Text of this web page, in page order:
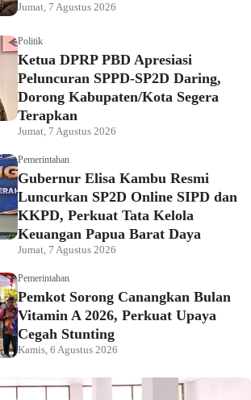
Jumat, 7 Agustus 2026
Politik
Ketua DPRP PBD Apresiasi
Peluncuran SPPD-SP2D Daring,
Dorong Kabupaten/Kota Segera
Terapkan
Jumat, 7 Agustus 2026
Pemerintahan
Gubernur Elisa Kambu Resmi
Luncurkan SP2D Online SIPD dan
KKPD, Perkuat Tata Kelola
Keuangan Papua Barat Daya
Jumat, 7 Agustus 2026
Pemerintahan
Pemkot Sorong Canangkan Bulan
Vitamin A 2026, Perkuat Upaya
Cegah Stunting
Kamis, 6 Agustus 2026